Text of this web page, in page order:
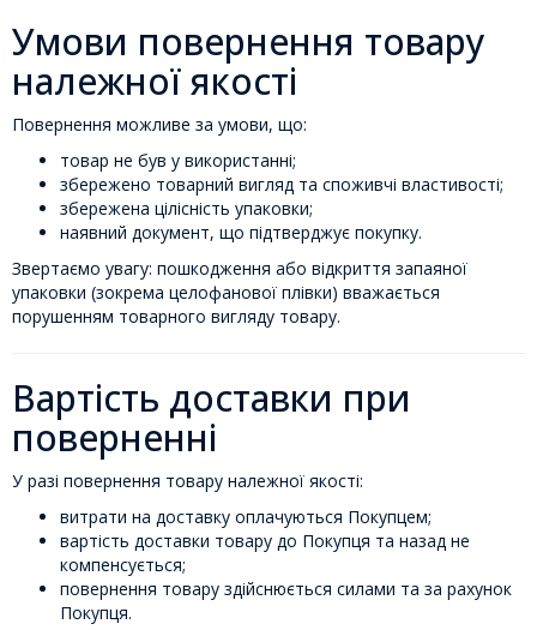
Умови повернення товару
належної якості
Повернення можливе за умови, що:
товар не був у використанні;
збережено товарний вигляд та споживчі властивості;
збережена цілісність упаковки;
наявний документ, що підтверджує покупку.
Звертаємо увагу: пошкодження або відкриття запаяної
упаковки (зокрема целофанової плівки) вважається
порушенням товарного вигляду товару.
Вартість доставки при
поверненні
У разі повернення товару належної якості:
витрати на доставку оплачуються Покупцем;
вартість доставки товару до Покупця та назад не
компенсується;
повернення товару здійснюється силами та за рахунок
Покупця.